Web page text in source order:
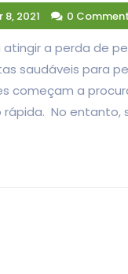
2021 0
a perda de
saudáveis para
começam a
No entanto,